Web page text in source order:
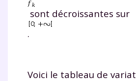
sont décroissantes sur
.
Voici le tableau de